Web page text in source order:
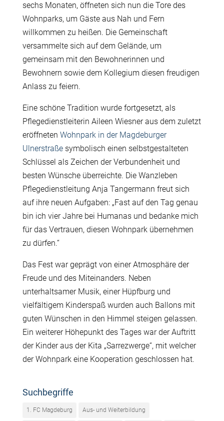
sechs Monaten, öffneten sich nun die Tore des
Wohnparks, um Gäste aus Nah und Fern
willkommen zu heißen. Die Gemeinschaft
versammelte sich auf dem Gelände, um
gemeinsam mit den Bewohnerinnen und
Bewohnern sowie dem Kollegium diesen freudigen
Anlass zu feiern.
Eine schöne Tradition wurde fortgesetzt, als
Pflegedienstleiterin Aileen Wiesner aus dem zuletzt
eröffneten Wohnpark in der Magdeburger
Ulnerstraßesymbolisch einen selbstgestalteten
Schlüssel als Zeichen der Verbundenheit und
besten Wünsche überreichte. Die Wanzleben
Pflegedienstleitung Anja Tangermann freut sich
auf ihre neuen Aufgaben: „Fast auf den Tag genau
bin ich vier Jahre bei Humanas und bedanke mich
für das Vertrauen, diesen Wohnpark übernehmen
zu dürfen.“
Das Fest war geprägt von einer Atmosphäre der
Freude und des Miteinanders. Neben
unterhaltsamer Musik, einer Hüpfburg und
vielfältigem Kinderspaß wurden auch Ballons mit
guten Wünschen in den Himmel steigen gelassen.
Ein weiterer Höhepunkt des Tages war der Auftritt
der Kinder aus der Kita „Sarrezwerge“, mit welcher
der Wohnpark eine Kooperation geschlossen hat.
Suchbegriffe
1. FC Magdeburg Aus- und Weiterbildung